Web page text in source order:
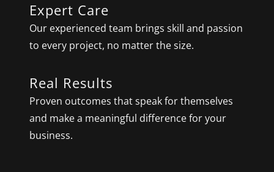
Expert Care
Our experienced team brings skill and passion
to every project, no matter the size.
Real Results
Proven outcomes that speak for themselves
and make a meaningful difference for your
business.